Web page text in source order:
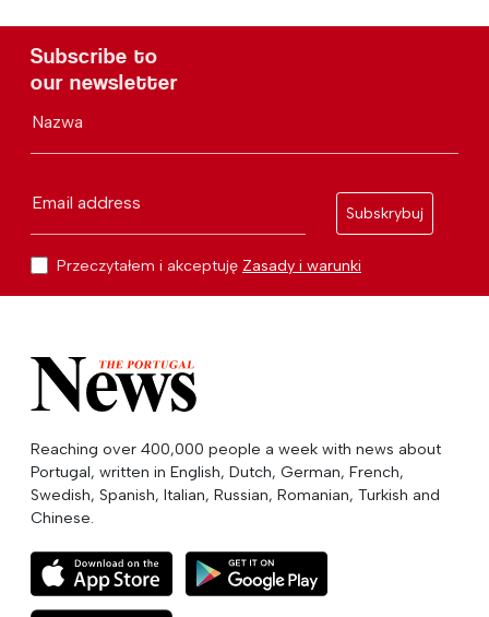
Subscribe to
our newsletter
Nazwa
Email address
Subskrybuj
Przeczytałem i akceptuję Zasady i warunki
Reaching over 400,000 people a week with news about
Portugal, written in English, Dutch, German, French,
Swedish, Spanish, Italian, Russian, Romanian, Turkish and
Chinese.